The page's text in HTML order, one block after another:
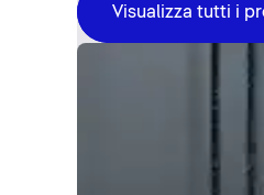
Visualizza tutti i